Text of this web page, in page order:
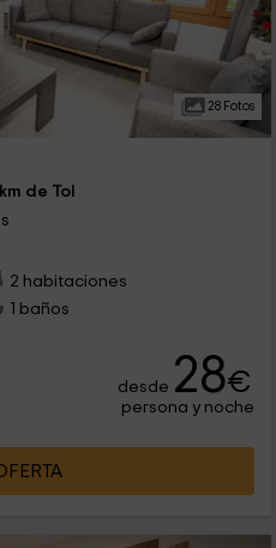
28 Fotos
de Tol
2 habitaciones
1 baños
desde 28€
persona y noche